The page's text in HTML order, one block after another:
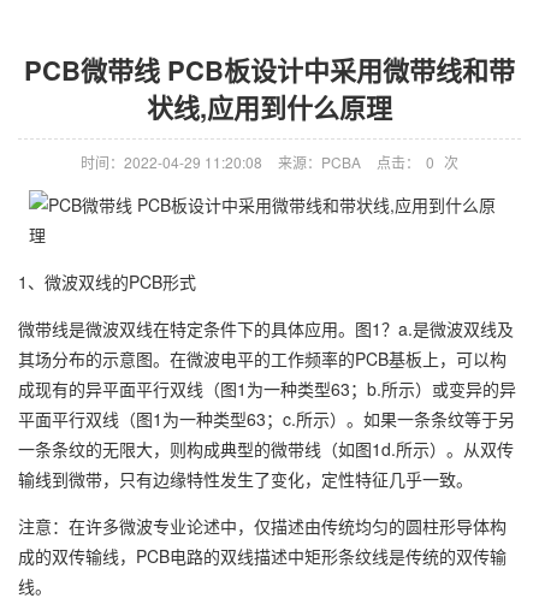
PCB微带线 PCB板设计中采用微带线和带
状线,应用到什么原理
时间：2022-04-29 11:20:08 来源：PCBA 点击： 0 次
1、微波双线的PCB形式
微带线是微波双线在特定条件下的具体应用。图1？a.是微波双线及
其场分布的示意图。在微波电平的工作频率的PCB基板上，可以构
成现有的异平面平行双线（图1为一种类型63；b.所示）或变异的异
平面平行双线（图1为一种类型63；c.所示）。如果一条条纹等于另
一条条纹的无限大，则构成典型的微带线（如图1d.所示）。从双传
输线到微带，只有边缘特性发生了变化，定性特征几乎一致。
注意：在许多微波专业论述中，仅描述由传统均匀的圆柱形导体构
成的双传输线，PCB电路的双线描述中矩形条纹线是传统的双传输
线。